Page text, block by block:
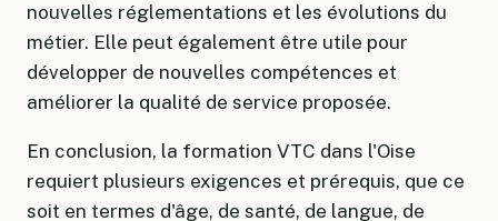
nouvelles réglementations et les évolutions du
métier. Elle peut également être utile pour
développer de nouvelles compétences et
améliorer la qualité de service proposée.
En conclusion, la formation VTC dans l'Oise
requiert plusieurs exigences et prérequis, que ce
soit en termes d'âge, de santé, de langue, de